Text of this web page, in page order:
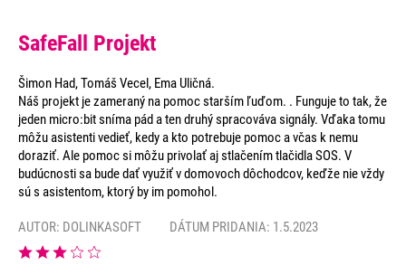
SafeFall Projekt
Šimon Had, Tomáš Vecel, Ema Uličná.
Náš projekt je zameraný na pomoc starším ľuďom. . Funguje to tak, že
jeden micro:bit sníma pád a ten druhý spracováva signály. Vďaka tomu
môžu asistenti vedieť, kedy a kto potrebuje pomoc a včas k nemu
doraziť. Ale pomoc si môžu privolať aj stlačením tlačidla SOS. V
budúcnosti sa bude dať využiť v domovoch dôchodcov, keďže nie vždy
sú s asistentom, ktorý by im pomohol.
AUTOR: DOLINKASOFT DÁTUM PRIDANIA: 1.5.2023